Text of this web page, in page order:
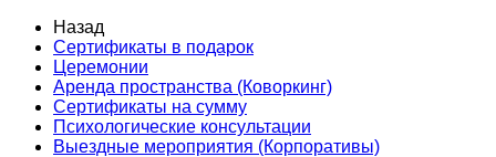
Назад
Сертификаты в подарок
Церемонии
Аренда пространства (Коворкинг)
Сертификаты на сумму
Психологические консультации
Выездные мероприятия (Корпоративы)